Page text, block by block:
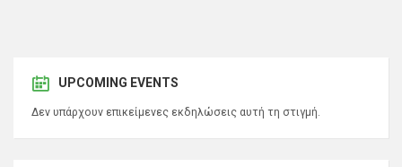
UPCOMING EVENTS
Δεν υπάρχουν επικείμενες εκδηλώσεις αυτή τη στιγμή.